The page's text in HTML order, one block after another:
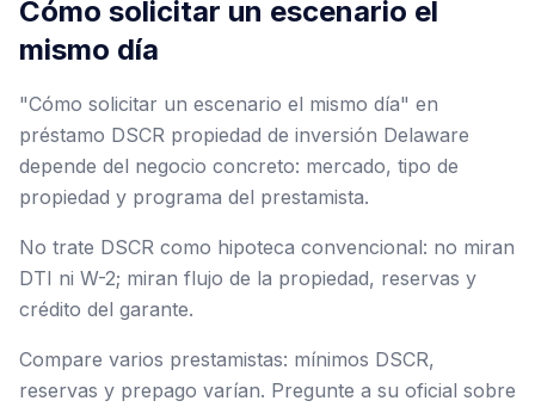
Cómo solicitar un escenario el
mismo día
"Cómo solicitar un escenario el mismo día" en
préstamo DSCR propiedad de inversión Delaware
depende del negocio concreto: mercado, tipo de
propiedad y programa del prestamista.
No trate DSCR como hipoteca convencional: no miran
DTI ni W-2; miran flujo de la propiedad, reservas y
crédito del garante.
Compare varios prestamistas: mínimos DSCR,
reservas y prepago varían. Pregunte a su oficial sobre